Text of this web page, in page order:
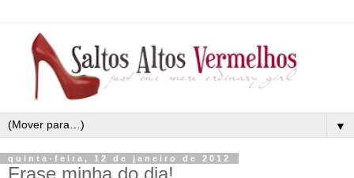
▼
quinta-feira, 12 de janeiro de 2012
Frase minha do dia!